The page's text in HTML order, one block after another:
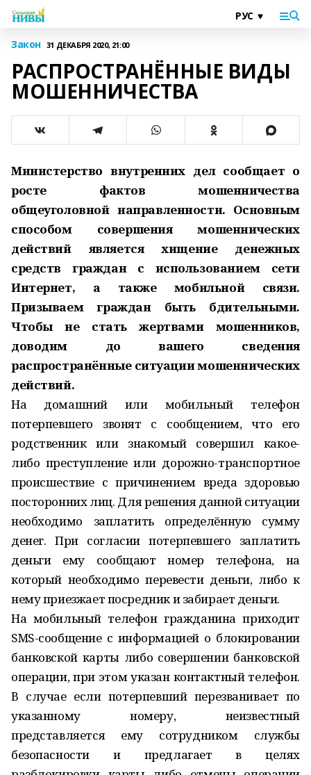
Закон 31 ДЕКАБРЯ 2020, 21:00
РАСПРОСТРАНЁННЫЕ ВИДЫ
МОШЕННИЧЕСТВА
Министерство внутренних дел сообщает о
росте фактов мошенничества
общеуголовной направленности. Основным
способом совершения мошеннических
действий является хищение денежных
средств граждан с использованием сети
Интернет, а также мобильной связи.
Призываем граждан быть бдительными.
Чтобы не стать жертвами мошенников,
доводим до вашего сведения
распространённые ситуации мошеннических
действий.
На домашний или мобильный телефон
потерпевшего звонят с сообщением, что его
родственник или знакомый совершил какое-
либо преступление или дорожно-транспортное
происшествие с причинением вреда здоровью
посторонних лиц. Для решения данной ситуации
необходимо заплатить определённую сумму
денег. При согласии потерпевшего заплатить
деньги ему сообщают номер телефона, на
который необходимо перевести деньги, либо к
нему приезжает посредник и забирает деньги.
На мобильный телефон гражданина приходит
SMS-сообщение с информацией о блокировании
банковской карты либо совершении банковской
операции, при этом указан контактный телефон.
В случае если потерпевший перезванивает по
указанному номеру, неизвестный
представляется ему сотрудником службы
безопасности и предлагает в целях